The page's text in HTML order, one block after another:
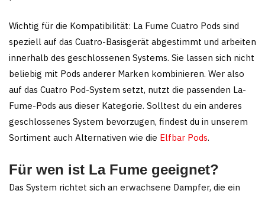
Wichtig für die Kompatibilität: La Fume Cuatro Pods sind
speziell auf das Cuatro-Basisgerät abgestimmt und arbeiten
innerhalb des geschlossenen Systems. Sie lassen sich nicht
beliebig mit Pods anderer Marken kombinieren. Wer also
auf das Cuatro Pod-System setzt, nutzt die passenden La-
Fume-Pods aus dieser Kategorie. Solltest du ein anderes
geschlossenes System bevorzugen, findest du in unserem
Sortiment auch Alternativen wie die Elfbar Pods.
Für wen ist La Fume geeignet?
Das System richtet sich an erwachsene Dampfer, die ein